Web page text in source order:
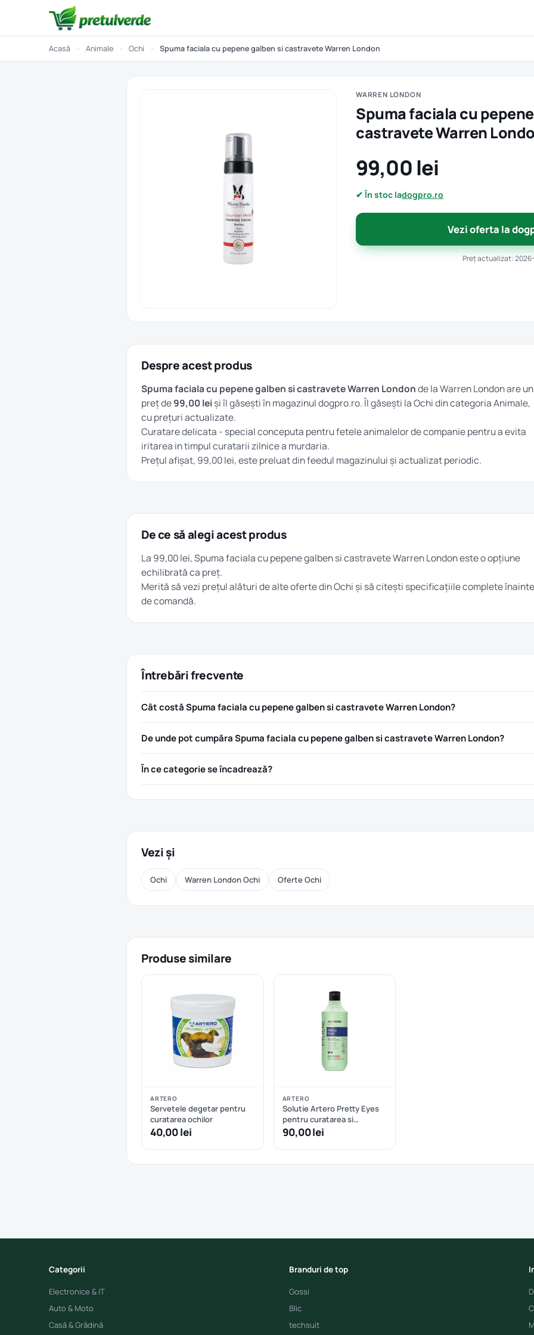
Acasă › Animale › Ochi › Spuma faciala cu pepene galben si castravete Warren London
WARREN LONDON
Spuma faciala cu
castravete Warren
99,00 lei
✔ În stoc ladogpro.ro
Vezi oferta la
Preț actualizat:
Despre acest produs
Spuma faciala cu pepene galben si castravete Warren Londonde la Warren London are un
preț de99,00 lei și îl găsești în magazinul dogpro.ro. Îl găsești laOchidin categoriaAnimale,
cu prețuri actualizate.
Curatare delicata - special conceputa pentru fetele animalelor de companie pentru a evita
iritarea in timpul curatarii zilnice a murdaria.
Prețul afișat, 99,00 lei, este preluat din feedul magazinului și actualizat periodic.
De ce să alegi acest produs
La 99,00 lei, Spuma faciala cu pepene galben si castravete Warren London este o opțiune
echilibrată ca preț.
Merită să vezi prețul alături de alte oferte dinOchi și să citești specificațiile complete înainte
de comandă.
Întrebări frecvente
Cât costă Spuma faciala cu pepene galben si castravete Warren London?
De unde pot cumpăra Spuma faciala cu pepene galben si castravete Warren London?
În ce categorie se încadrează?
Vezi și
Ochi Warren London Ochi Oferte Ochi
Produse similare
ARTERO
Servetele degetar pentru
curatarea ochilor
40,00 lei
ARTERO
Solutie Artero Pretty Eyes
pentru curatarea si
ingrijirea ochilor
90,00 lei
Categorii
Electronice & IT
Auto & Moto
Casă & Grădină
Branduri de top
Gossi
Blic
techsuit